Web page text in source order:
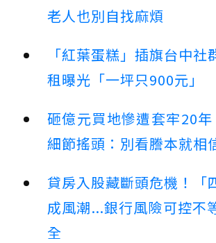
老人也別自找麻煩
「紅葉蛋糕」插旗台中社
租曝光「一坪只900元」
砸億元買地慘遭套牢20
細節搖頭：別看謄本就相
貸房入股藏斷頭危機！「
成風潮...銀行風險可控不
全